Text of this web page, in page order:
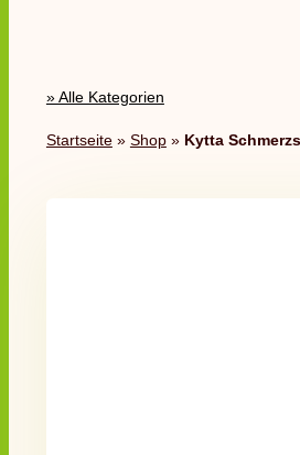
» Alle Kategorien
Startseite» Shop» Kytta